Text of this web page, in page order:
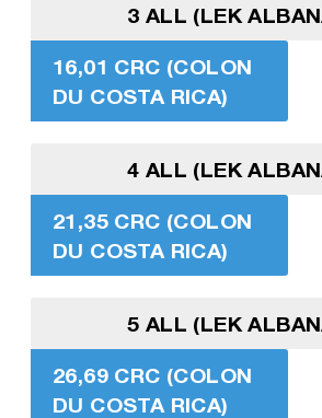
3 ALL (LEK
16,01 CRC (COLON
DU COSTA RICA)
4 ALL (LEK
21,35 CRC (COLON
DU COSTA RICA)
5 ALL (LEK
26,69 CRC (COLON
DU COSTA RICA)